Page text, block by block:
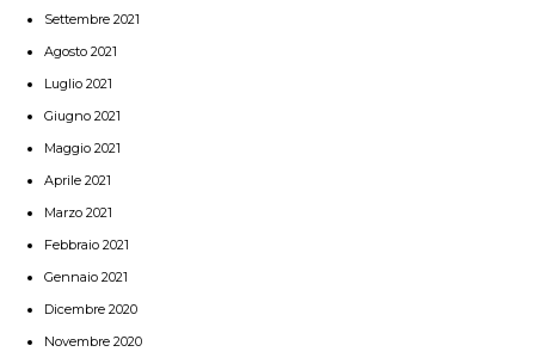
Settembre 2021
Agosto 2021
Luglio 2021
Giugno 2021
Maggio 2021
Aprile 2021
Marzo 2021
Febbraio 2021
Gennaio 2021
Dicembre 2020
Novembre 2020